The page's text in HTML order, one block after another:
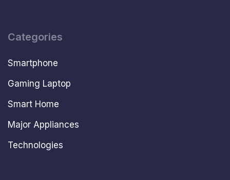
Categories
Smartphone
Gaming Laptop
Smart Home
Major Appliances
Technologies